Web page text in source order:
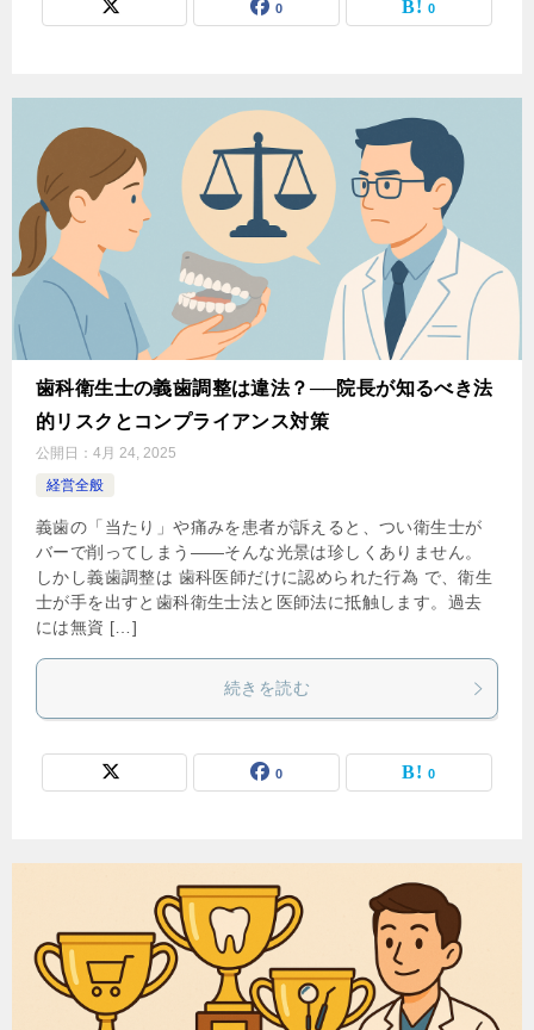
0 0
歯科衛生士の義歯調整は違法？──院長が知るべき法
的リスクとコンプライアンス対策
公開日： 4月 24, 2025
経営全般
義歯の「当たり」や痛みを患者が訴えると、つい衛生士が
バーで削ってしまう――そんな光景は珍しくありません。
しかし義歯調整は 歯科医師だけに認められた行為 で、衛生
士が手を出すと歯科衛生士法と医師法に抵触します。過去
には無資 […]
続きを読む
0 0